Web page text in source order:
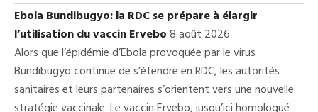
Ebola Bundibugyo: la RDC se prépare à élargir
l’utilisation du vaccin Ervebo8 août 2026
Alors que l’épidémie d’Ebola provoquée par le virus
Bundibugyo continue de s’étendre en RDC, les autorités
sanitaires et leurs partenaires s’orientent vers une nouvelle